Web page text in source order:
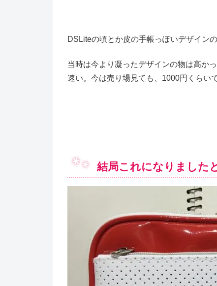
DSLiteの頃とか皮の手帳っぽいデザイン
当時は今より凝ったデザインの物は高か
速い。今は売り場見ても、1000円くらい
結局これになりました